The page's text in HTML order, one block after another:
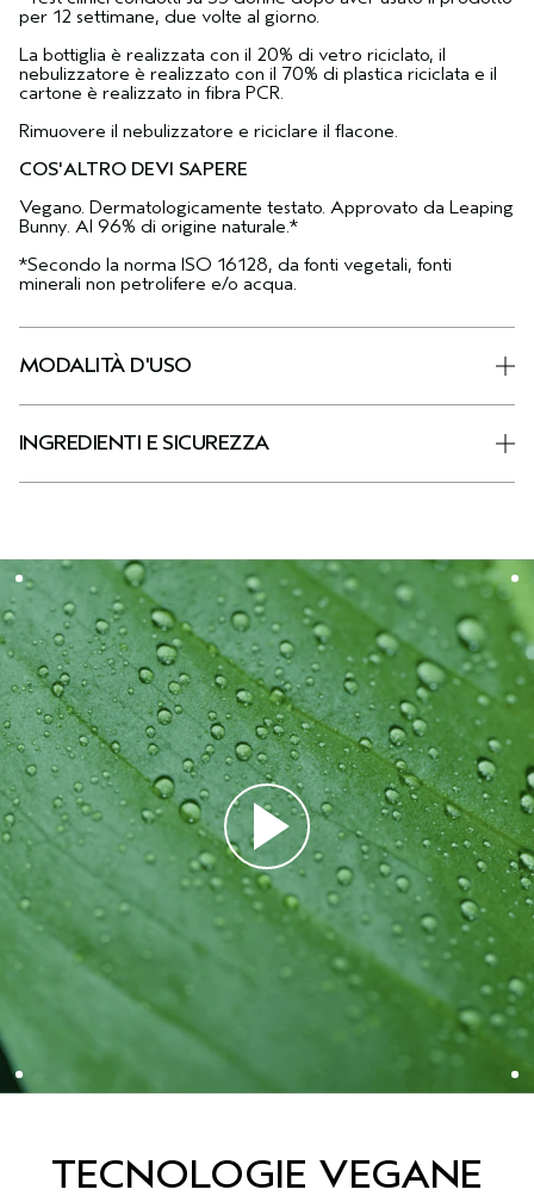
per 12 settimane, due volte al giorno.
La bottiglia è realizzata con il 20% di vetro riciclato, il
nebulizzatore è realizzato con il 70% di plastica riciclata e il
cartone è realizzato in fibra PCR.
Rimuovere il nebulizzatore e riciclare il flacone.
COS'ALTRO DEVI SAPERE
Vegano. Dermatologicamente testato. Approvato da Leaping
Bunny. Al 96% di origine naturale.*
*Secondo la norma ISO 16128, da fonti vegetali, fonti
minerali non petrolifere e/o acqua.
MODALITÀ D'USO
INGREDIENTI E SICUREZZA
TECNOLOGIE VEGANE